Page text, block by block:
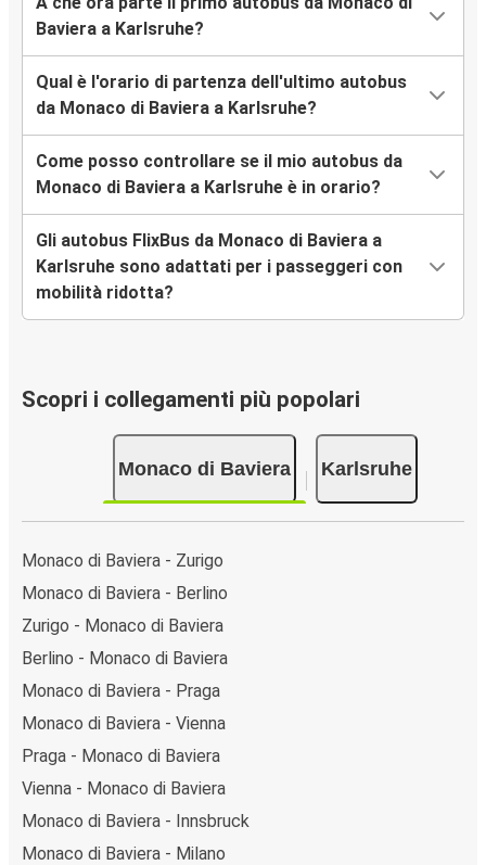
Baviera a Karlsruhe?
Qual è l'orario di partenza dell'ultimo autobus
da Monaco di Baviera a Karlsruhe?
Come posso controllare se il mio autobus da
Monaco di Baviera a Karlsruhe è in orario?
Gli autobus FlixBus da Monaco di Baviera a
Karlsruhe sono adattati per i passeggeri con
mobilità ridotta?
Scopri i collegamenti più popolari
Monaco di Baviera Karlsruhe
Monaco di Baviera - Zurigo
Monaco di Baviera - Berlino
Zurigo - Monaco di Baviera
Berlino - Monaco di Baviera
Monaco di Baviera - Praga
Monaco di Baviera - Vienna
Praga - Monaco di Baviera
Vienna - Monaco di Baviera
Monaco di Baviera - Innsbruck
Monaco di Baviera - Milano